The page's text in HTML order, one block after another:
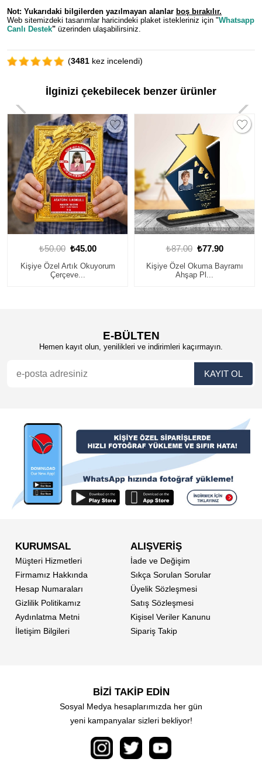
Not: Yukarıdaki bilgilerden yazılmayan alanlar boş bırakılır.
Web sitemizdeki tasarımlar haricindeki plaket istekleriniz için "Whatsapp
Canlı Destek" üzerinden ulaşabilirsiniz.
(3481 kez incelendi)
İlginizi çekebilecek benzer ürünler
₺50.00 ₺45.00
Kişiye Özel Artık Okuyorum
Çerçeve...
₺87.00 ₺77.90
Kişiye Özel Okuma Bayramı
Ahşap Pl...
E-BÜLTEN
Hemen kayıt olun, yenilikleri ve indirimleri kaçırmayın.
KURUMSAL
Müşteri Hizmetleri
Firmamız Hakkında
Hesap Numaraları
Gizlilik Politikamız
Aydınlatma Metni
İletişim Bilgileri
ALIŞVERİŞ
İade ve Değişim
Sıkça Sorulan Sorular
Üyelik Sözleşmesi
Satış Sözleşmesi
Kişisel Veriler Kanunu
Sipariş Takip
BİZİ TAKİP EDİN
Sosyal Medya hesaplarımızda her gün
yeni kampanyalar sizleri bekliyor!